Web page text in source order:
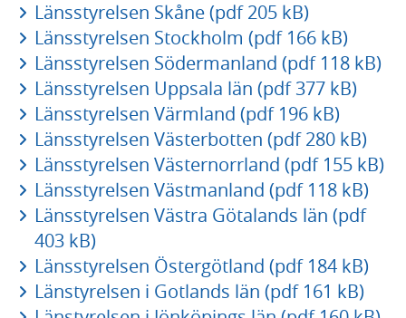
Länsstyrelsen Skåne (pdf 205 kB)
Länsstyrelsen Stockholm (pdf 166 kB)
Länsstyrelsen Södermanland (pdf 118 kB)
Länsstyrelsen Uppsala län (pdf 377 kB)
Länsstyrelsen Värmland (pdf 196 kB)
Länsstyrelsen Västerbotten (pdf 280 kB)
Länsstyrelsen Västernorrland (pdf 155 kB)
Länsstyrelsen Västmanland (pdf 118 kB)
Länsstyrelsen Västra Götalands län (pdf
403 kB)
Länsstyrelsen Östergötland (pdf 184 kB)
Länstyrelsen i Gotlands län (pdf 161 kB)